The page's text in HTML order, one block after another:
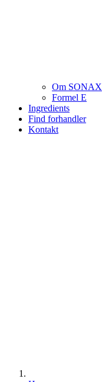
Om SONAX
Formel E
Ingredients
Find forhandler
Kontakt